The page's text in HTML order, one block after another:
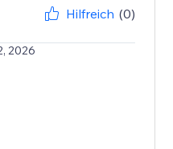
Hilfreich (0)
2026